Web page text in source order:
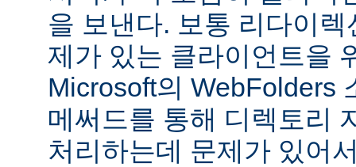
을 보낸다. 보통 리다이
제가 있는 클라이언트을
Microsoft의 WebFolders
메써드를 통해 디렉토리
처리하는데 문제가 있어